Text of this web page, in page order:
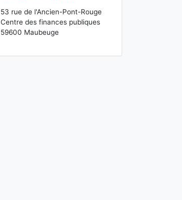
53 rue de l'Ancien-Pont-Rouge
Centre des finances publiques
59600 Maubeuge